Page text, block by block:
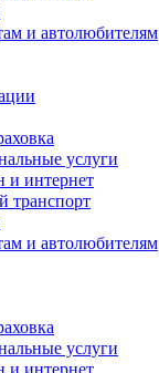
и автолюбителям
услуги
и интернет
и автолюбителям
услуги
и интернет